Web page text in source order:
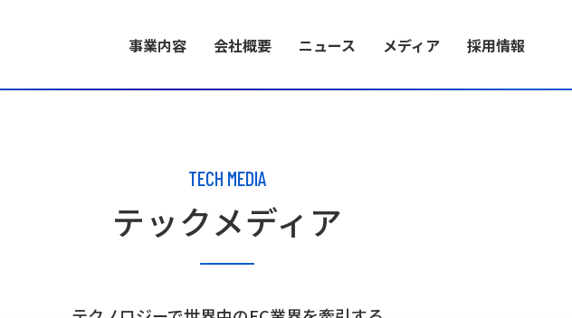
事業内容 会社概要 ニュース メディア 採用情報
事業内容
TECH MEDIA
テックメディア